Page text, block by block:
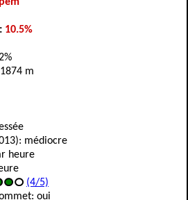
10.5%
m
médiocre
heure
(4/5)
oui